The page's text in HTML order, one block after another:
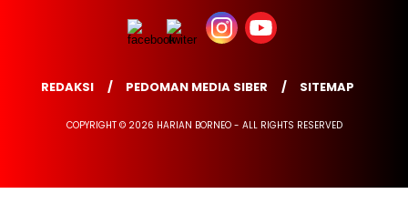
REDAKSI PEDOMAN MEDIA SIBER SITEMAP
COPYRIGHT © 2026 HARIAN BORNEO - ALL RIGHTS RESERVED